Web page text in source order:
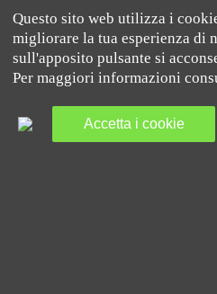
Informativa Cookie
GDPR
Pingu’s English Italia
Dal febbraio 2012 Pingu’s
del metodo Pingu’s English
Questo sito web utilizza i
migliorare la tua esperienza di
sull'apposito pulsante si
Per maggiori informazioni
Accetta i cookie